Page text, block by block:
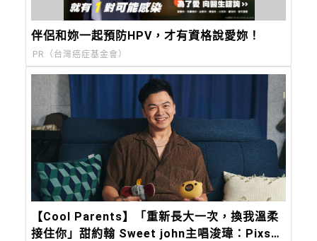
伴侶和妳一起預防HPV，才有資格說愛妳！
PR（台灣癌症基金會）
【Cool Parents】「重新長大一次，換我溫柔
接住你」甜約翰 Sweet john主唱浚瑋：Pixsee